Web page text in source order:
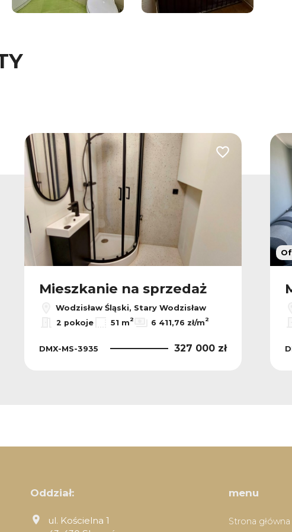
ulubionych Dodaj do
Mieszkanie na sprzedaż
Wodzisław Śląski, Stary Wodzisław
2 pokoje 51 m2 6 411,76 zł/m2
DMX-MS-3935 327 000 zł
Oddział:
ul. Kościelna 1
menu
Strona główna